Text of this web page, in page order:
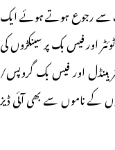
سے رجوع ہوتے ہوئے ایک
اور فیس بک پر سینکڑوں کی
ہینڈل اور فیس بک گروپس/
کے ناموں سے بھی آئی ڈیز